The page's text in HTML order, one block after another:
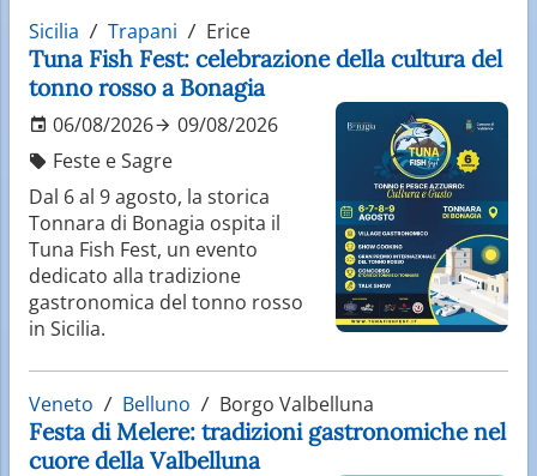
Sicilia Trapani Erice
Tuna Fish Fest: celebrazione della cultura del
tonno rosso a Bonagia
06/08/2026
09/08/2026
Feste e Sagre
Dal 6 al 9 agosto, la storica
Tonnara di Bonagia ospita il
Tuna Fish Fest, un evento
dedicato alla tradizione
gastronomica del tonno rosso
in Sicilia.
Veneto Belluno Borgo Valbelluna
Festa di Melere: tradizioni gastronomiche nel
cuore della Valbelluna